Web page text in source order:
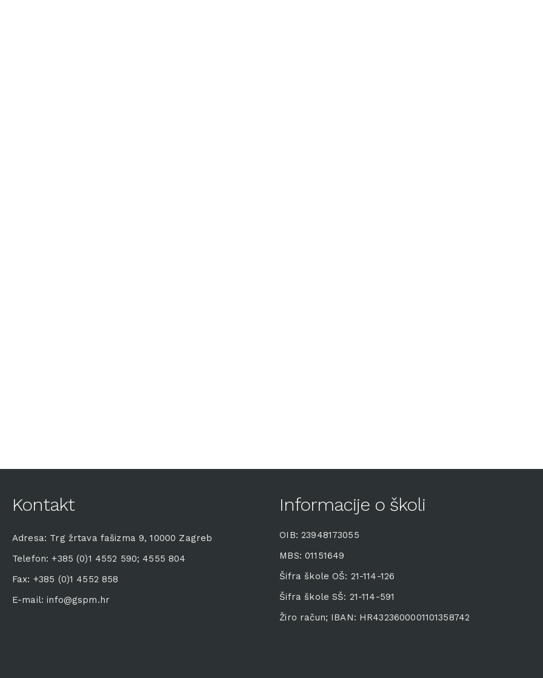
Kontakt
Adresa: Trg žrtava fašizma 9, 10000 Zagreb
Telefon: +385 (0)1 4552 590; 4555 804
Fax: +385 (0)1 4552 858
E-mail: info@gspm.hr
Informacije o školi
OIB: 23948173055
MBS: 01151649
Šifra škole OŠ: 21-114-126
Šifra škole SŠ: 21-114-591
Žiro račun; IBAN: HR4323600001101358742